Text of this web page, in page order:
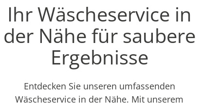
Ihr Wäscheservice in
der Nähe für saubere
Ergebnisse
Entdecken Sie unseren umfassenden
Wäscheservice in der Nähe. Mit unserem